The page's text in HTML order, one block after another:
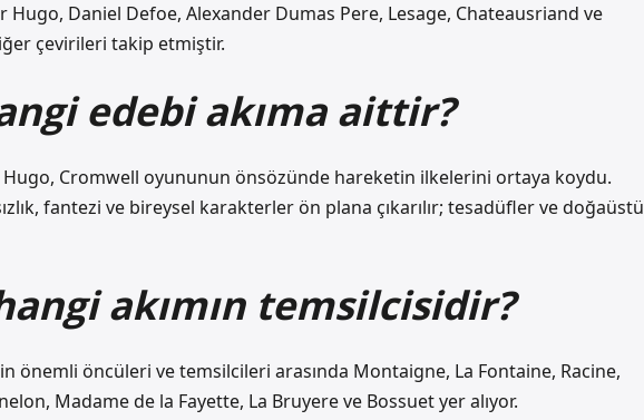
Hugo, Daniel Defoe, Alexander Dumas Pere, Lesage, Chateausriand ve
çevirileri takip etmiştir.
edebi akıma aittir?
Hugo, Cromwell oyununun önsözünde hareketin ilkelerini ortaya koydu.
fantezi ve bireysel karakterler ön plana çıkarılır; tesadüfler ve doğaüstü
akımın temsilcisidir?
önemli öncüleri ve temsilcileri arasında Montaigne, La Fontaine, Racine,
Madame de la Fayette, La Bruyere ve Bossuet yer alıyor.